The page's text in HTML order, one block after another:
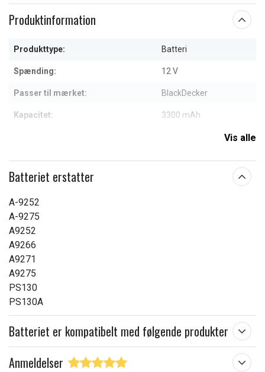
Produktinformation
Produkttype: Batteri
Spænding: 12 V
Passer til mærket: BlackDecker
Kapacitet: 3300 mAh
Vis alle
Batteriet erstatter
A-9252
A-9275
A9252
A9266
A9271
A9275
PS130
PS130A
Batteriet er kompatibelt med følgende produkter
Anmeldelser